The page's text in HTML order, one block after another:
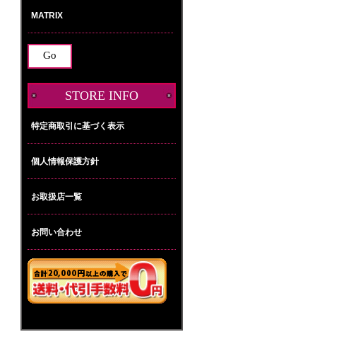
STORE INFO
特定商取引に基づく表示
個人情報保護方針
お取扱店一覧
お問い合わせ